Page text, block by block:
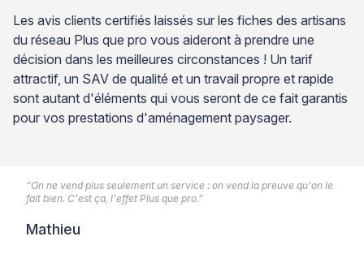
Les avis clients certifiés laissés sur les fiches des artisans
du réseau Plus que pro vous aideront à prendre une
décision dans les meilleures circonstances ! Un tarif
attractif, un SAV de qualité et un travail propre et rapide
sont autant d'éléments qui vous seront de ce fait garantis
pour vos prestations d'aménagement paysager.
“On ne vend plus seulement un service : on vend la preuve qu'on le
fait bien. C'est ça, l'effet Plus que pro.”
Mathieu